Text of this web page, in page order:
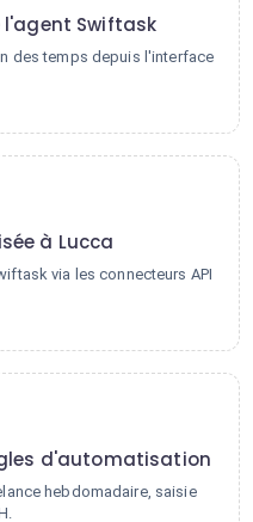
l'agent Swiftask
des temps depuis l'interface
à Lucca
via les connecteurs API
d'automatisation
hebdomadaire, saisie